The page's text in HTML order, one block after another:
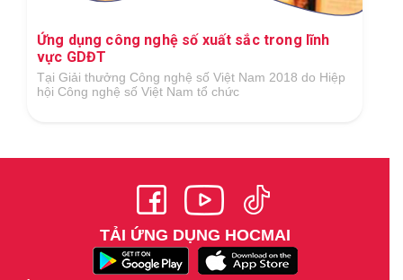
Ứng dụng công nghệ số xuất sắc trong lĩnh
vực GDĐT
Tại Giải thưởng Công nghệ số Việt Nam 2018 do Hiệp
hội Công nghệ số Việt Nam tổ chức
TẢI ỨNG DỤNG HOCMAI